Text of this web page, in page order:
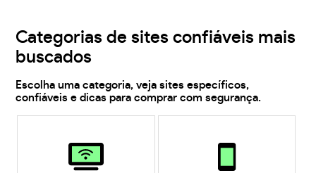
Categorias de sites confiáveis mais
buscados
Escolha uma categoria, veja sites específicos,
confiáveis e dicas para comprar com segurança.